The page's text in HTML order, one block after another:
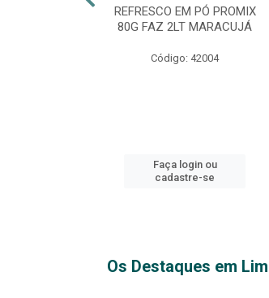
REFRESCO EM PÓ PROMIX
80G FAZ 2LT MARACUJÁ
Código: 42004
Faça login ou
cadastre-se
Os Destaques em